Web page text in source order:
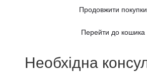
Продовжити покупки
Перейти до кошика
Необхідна